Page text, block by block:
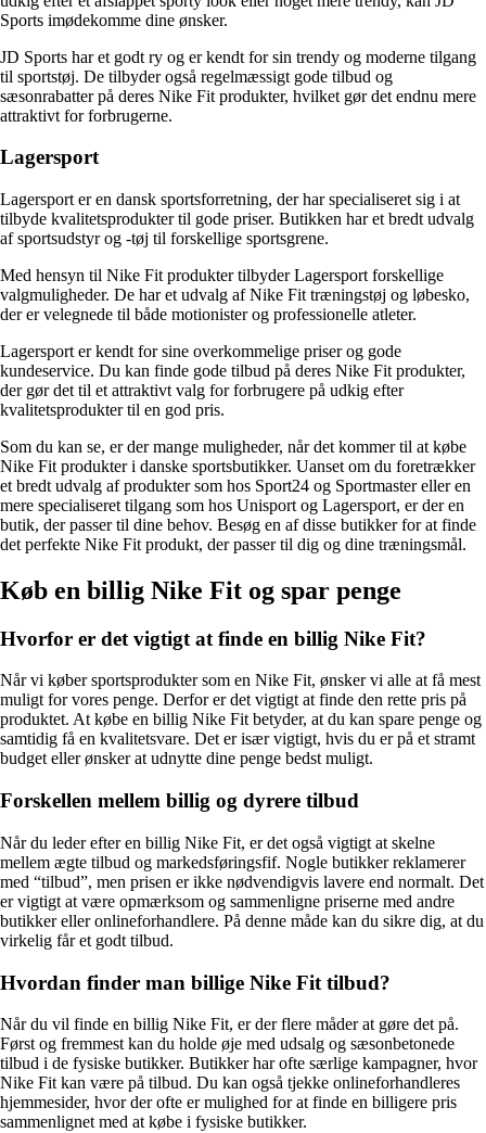
Sports imødekomme dine ønsker.
JD Sports har et godt ry og er kendt for sin trendy og moderne tilgang
til sportstøj. De tilbyder også regelmæssigt gode tilbud og
sæsonrabatter på deres Nike Fit produkter, hvilket gør det endnu mere
attraktivt for forbrugerne.
Lagersport
Lagersport er en dansk sportsforretning, der har specialiseret sig i at
tilbyde kvalitetsprodukter til gode priser. Butikken har et bredt udvalg
af sportsudstyr og -tøj til forskellige sportsgrene.
Med hensyn til Nike Fit produkter tilbyder Lagersport forskellige
valgmuligheder. De har et udvalg af Nike Fit træningstøj og løbesko,
der er velegnede til både motionister og professionelle atleter.
Lagersport er kendt for sine overkommelige priser og gode
kundeservice. Du kan finde gode tilbud på deres Nike Fit produkter,
der gør det til et attraktivt valg for forbrugere på udkig efter
kvalitetsprodukter til en god pris.
Som du kan se, er der mange muligheder, når det kommer til at købe
Nike Fit produkter i danske sportsbutikker. Uanset om du foretrækker
et bredt udvalg af produkter som hos Sport24 og Sportmaster eller en
mere specialiseret tilgang som hos Unisport og Lagersport, er der en
butik, der passer til dine behov. Besøg en af ​​disse butikker for at finde
det perfekte Nike Fit produkt, der passer til dig og dine træningsmål.
Køb en billig Nike Fit og spar penge
Hvorfor er det vigtigt at finde en billig Nike Fit?
Når vi køber sportsprodukter som en Nike Fit, ønsker vi alle at få mest
muligt for vores penge. Derfor er det vigtigt at finde den rette pris på
produktet. At købe en billig Nike Fit betyder, at du kan spare penge og
samtidig få en kvalitetsvare. Det er især vigtigt, hvis du er på et stramt
budget eller ønsker at udnytte dine penge bedst muligt.
Forskellen mellem billig og dyrere tilbud
Når du leder efter en billig Nike Fit, er det også vigtigt at skelne
mellem ægte tilbud og markedsføringsfif. Nogle butikker reklamerer
med “tilbud”, men prisen er ikke nødvendigvis lavere end normalt. Det
er vigtigt at være opmærksom og sammenligne priserne med andre
butikker eller onlineforhandlere. På denne måde kan du sikre dig, at du
virkelig får et godt tilbud.
Hvordan finder man billige Nike Fit tilbud?
Når du vil finde en billig Nike Fit, er der flere måder at gøre det på.
Først og fremmest kan du holde øje med udsalg og sæsonbetonede
tilbud i de fysiske butikker. Butikker har ofte særlige kampagner, hvor
Nike Fit kan være på tilbud. Du kan også tjekke onlineforhandleres
hjemmesider, hvor der ofte er mulighed for at finde en billigere pris
sammenlignet med at købe i fysiske butikker.